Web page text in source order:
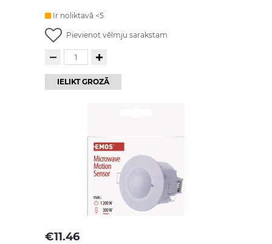
Ir noliktavā <5
Pievienot vēlmju sarakstam
IELIKT GROZĀ
€11.46